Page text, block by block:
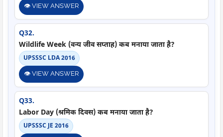
👁️ VIEW ANSWER
Q32.
Wildlife Week (वन्य जीव सप्ताह) कब मनाया जाता है?
UPSSSC LDA 2016
👁️ VIEW ANSWER
Q33.
Labor Day (श्रमिक दिवस) कब मनाया जाता है?
UPSSSC JE 2016